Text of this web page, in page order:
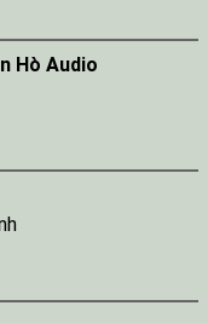
Hò Audio